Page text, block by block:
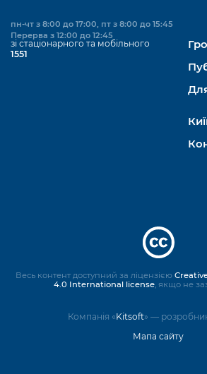
пн-чт з 8:00 до 17:00, пт з 8:00 до 15:45
Перерва з 12:00 до 12:45
зі стаціонарного та мобільного
1551
Компанія «Kitsoft» —
Мапа сайту
Весь контент доступний за ліцензією
4.0 International license, якщо не